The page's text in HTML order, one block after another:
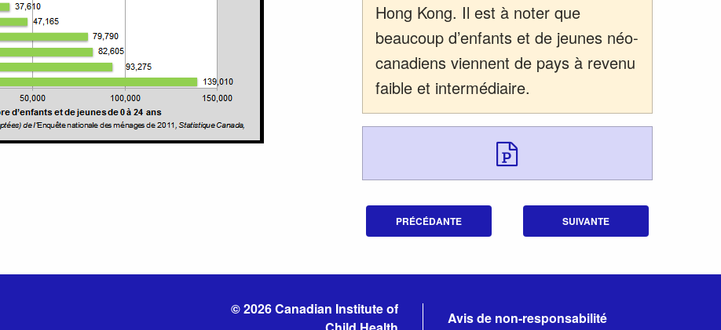
Hong Kong. Il est à noter que
beaucoup d’enfants et de jeunes néo-
canadiens viennent de pays à revenu
faible et intermédiaire.
Télécharger
PRÉCÉDANTE SUIVANTE
© 2026 Canadian Institute of
Avis de non-responsabilité